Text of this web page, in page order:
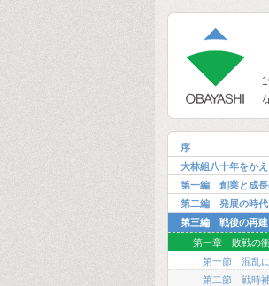
序
大林組八十年をか
第一編 創業と成長
第二編 発展の時代
第三編 戦後の再建
第一章 敗戦の
第一節 混乱
第二節 戦時